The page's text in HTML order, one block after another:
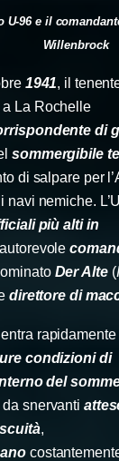
U-96 e il
Willenbrock
1941, il
a La Rochelle
di
sommergibile
di salpare per
navi nemiche.
più alti in
Der Alte(
direttore di
entra rapidamente
condizioni di
del
snervanti
,